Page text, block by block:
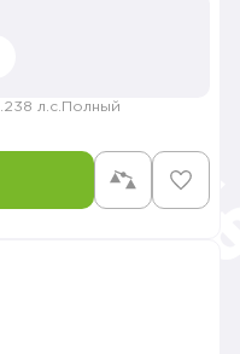
238 л.с. Полный